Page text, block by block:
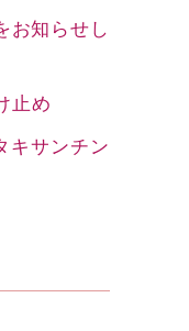
お知らせし
止め
キサンチン